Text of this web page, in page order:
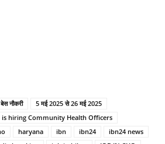
नौकरी
5 मई 2025 से 26 मई 2025
is hiring Community Health Officers
haryana ibn ibn24
ibn24 news